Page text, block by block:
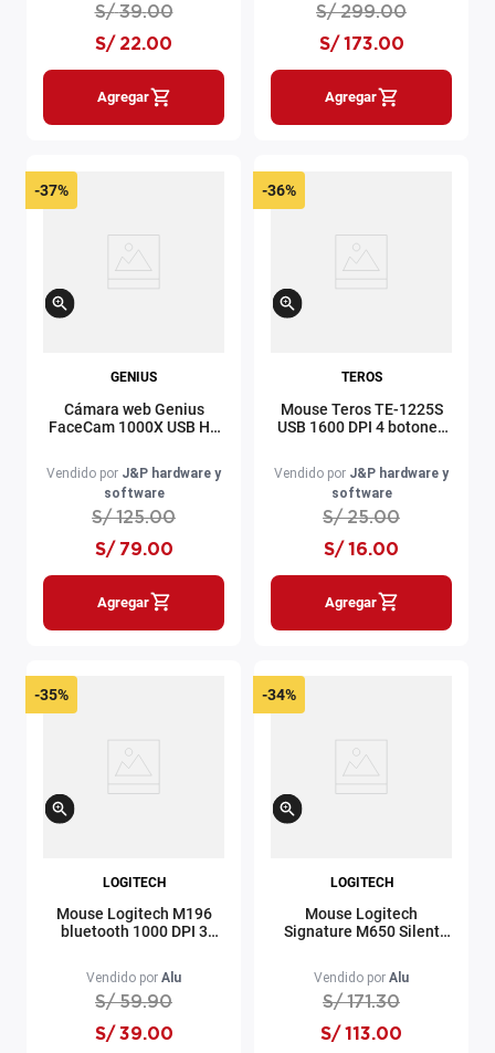
S/ 39.00
S/ 22.00
Agregar
S/ 299.00
S/ 173.00
Agregar
-37%
GENIUS
Cámara web Genius
FaceCam 1000X USB HD
Vendido por J&P hardware y
software
S/ 125.00
S/ 79.00
Agregar
-36%
TEROS
Mouse Teros TE-1225S
USB 1600 DPI 4 botones
Vendido por J&P hardware y
software
S/ 25.00
S/ 16.00
Agregar
-35%
LOGITECH
Mouse Logitech M196
bluetooth 1000 DPI 3
Vendido por Alu
S/ 59.90
S/ 39.00
-34%
LOGITECH
Mouse Logitech
Signature M650 Silent
botones blanco
Vendido por Alu
S/ 171.30
S/ 113.00